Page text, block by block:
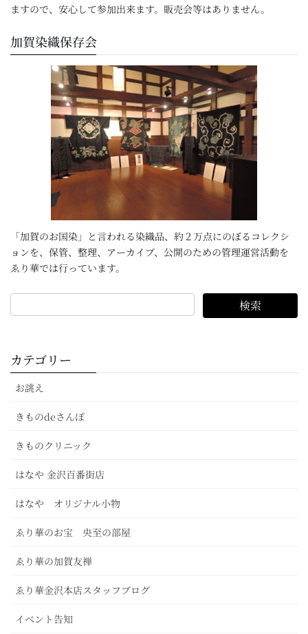
ますので、安心して参加出来ます。販売会等はありません。
加賀染織保存会
「加賀のお国染」と言われる染織品、約２万点にのぼるコレクシ
ョンを、保管、整理、アーカイブ、公開のための管理運営活動を
ゑり華では行っています。
カテゴリー
お誂え
きものdeさんぽ
きものクリニック
はなや 金沢百番街店
はなや オリジナル小物
ゑり華のお宝 央至の部屋
ゑり華の加賀友禅
ゑり華金沢本店スタッフブログ
イベント告知